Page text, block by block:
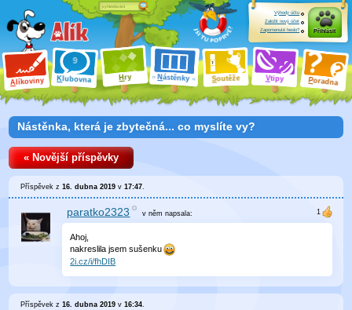
Alíkoviny Klubovna Hry Nástěnky Soutěže Vtipy Poradna
Výhody účtu
Založit nový účet
Zapomenuté heslo?
Přihlásit
Nástěnka, která je zbytečná... co myslíte vy?
« Novější příspěvky
Příspěvek z16. dubna 2019 v17:47.
paratko2323 v němnapsala:
Ahoj,
nakreslila jsem sušenku
2i.cz/i/fhDIB
Příspěvek z16. dubna 2019 v16:34.